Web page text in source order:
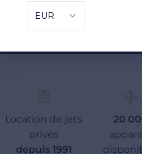
Location de jets
privés
depuis 1991
20